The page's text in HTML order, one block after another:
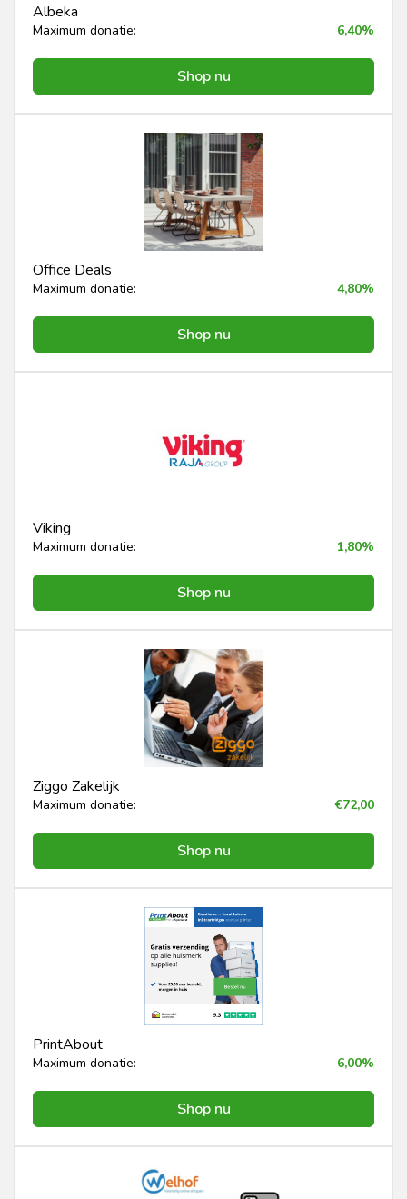
Albeka
Maximum donatie: 6,40%
Shop nu
Office Deals
Maximum donatie: 4,80%
Shop nu
Viking
Maximum donatie: 1,80%
Shop nu
Ziggo Zakelijk
Maximum donatie: €72,00
Shop nu
PrintAbout
Maximum donatie: 6,00%
Shop nu